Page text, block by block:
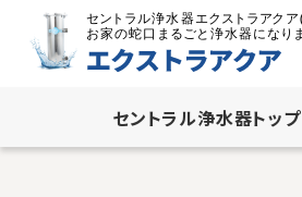
セントラル浄水器トップ